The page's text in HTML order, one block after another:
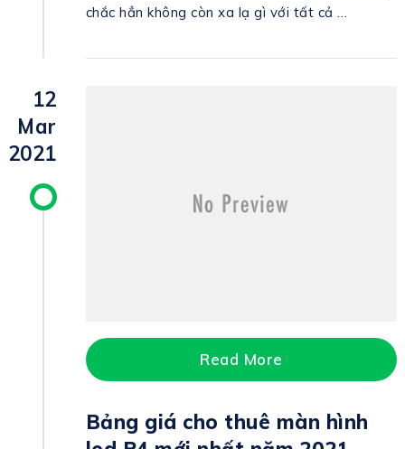
chắc hẳn không còn xa lạ gì với tất cả …
12
Mar
2021
Read More
Bảng giá cho thuê màn hình